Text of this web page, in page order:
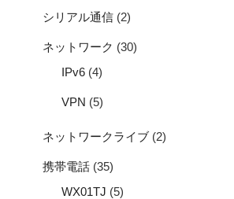
シリアル通信 (2)
ネットワーク (30)
IPv6 (4)
VPN (5)
ネットワークライブ (2)
携帯電話 (35)
WX01TJ (5)